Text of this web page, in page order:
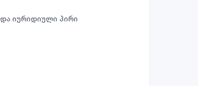
იურიდიული პირი